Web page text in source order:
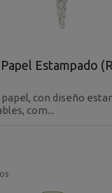
Estampado
papel, con diseño
com...